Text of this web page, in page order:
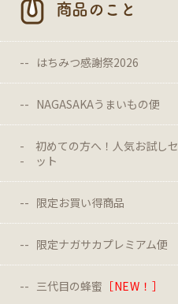
商品のこと
はちみつ感謝祭2026
NAGASAKAうまいもの便
初めての方へ！人気お試しセ
ット
限定お買い得商品
限定ナガサカプレミアム便
三代目の蜂蜜 ［NEW！］